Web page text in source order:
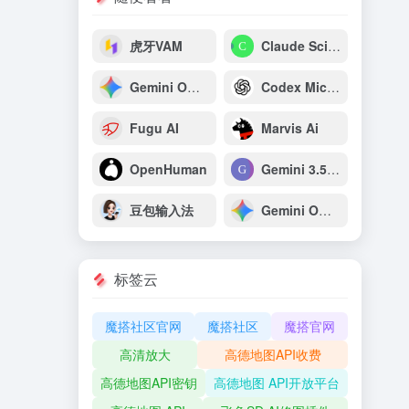
虎牙VAM Claude Science
Gemini Omni Flash：谷歌原生多模态视频生成与推理模型 Codex Micro：OpenAI专为开发者打造的AI编程专用宏键盘
Fugu AI Marvis Ai
OpenHuman Gemini 3.5 Pro
豆包输入法 Gemini Omni
标签云
魔搭社区官网 魔搭社区
魔搭官网
高清放大
高德地图API收费
高德地图API密钥
高德地图 API开放平台